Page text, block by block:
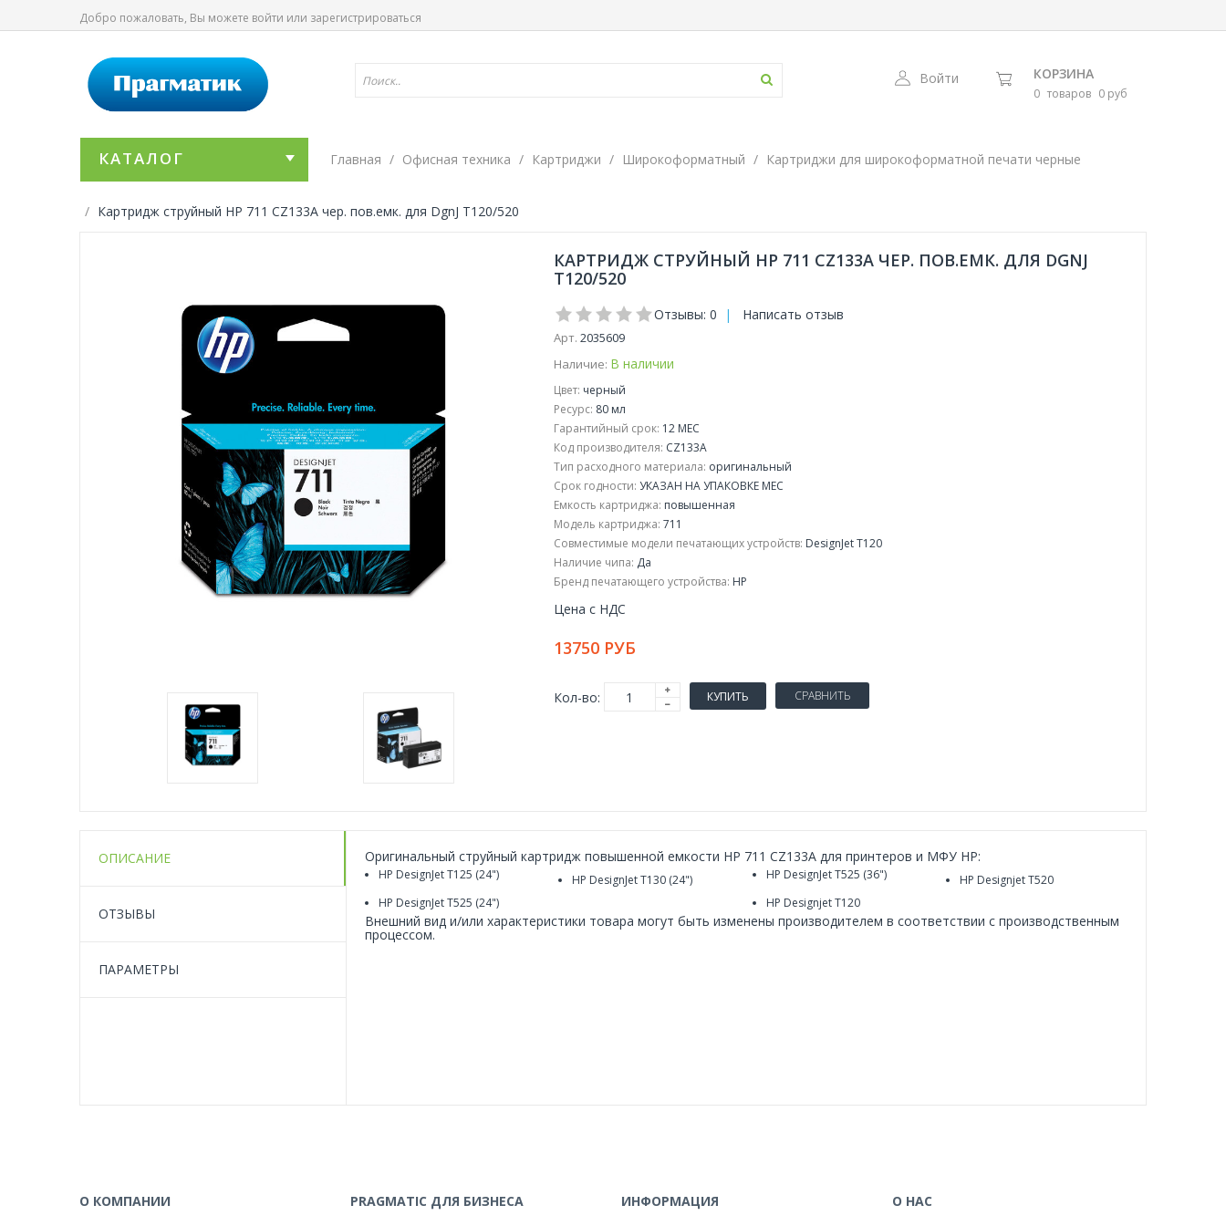
Добро пожаловать, Вы можете войти или зарегистрироваться
Войти КОРЗИНА
0 товаров 0 руб
КАТАЛОГ Главная Офисная техника Картриджи Широкоформатный Картриджи для широкоформатной печати черные
Картридж струйный HP 711 CZ133A чер. пов.емк. для DgnJ T120/520
КАРТРИДЖ СТРУЙНЫЙ HP 711 CZ133A ЧЕР. ПОВ.ЕМК. ДЛЯ DGNJ
T120/520
Отзывы: 0 | Написать отзыв
Арт. 2035609
Наличие: В наличии
Цвет: черный
Ресурс: 80 мл
Гарантийный срок: 12 МЕС
Код производителя: CZ133A
Тип расходного материала: оригинальный
Срок годности: УКАЗАН НА УПАКОВКЕ МЕС
Емкость картриджа: повышенная
Модель картриджа: 711
Совместимые модели печатающих устройств: DesignJet T120
Наличие чипа: Да
Бренд печатающего устройства: HP
Цена с НДС
13750 РУБ
Кол-во: КУПИТЬ СРАВНИТЬ
ОПИСАНИЕ
ОТЗЫВЫ
ПАРАМЕТРЫ
Оригинальный струйный картридж повышенной емкости HP 711 CZ133A для принтеров и МФУ HP:
HP DesignJet T125 (24")
HP DesignJet T525 (24")
HP DesignJet T130 (24")
HP DesignJet T525 (36")
HP Designjet T120
HP Designjet T520
Внешний вид и/или характеристики товара могут быть изменены производителем в соответствии с производственным
процессом.
О КОМПАНИИ PRAGMATIC ДЛЯ БИЗНЕСА ИНФОРМАЦИЯ О НАС